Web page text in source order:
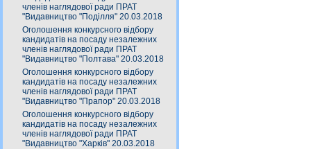
членів наглядової ради ПРАТ
"Видавництво "Поділля" 20.03.2018
Оголошення конкурсного відбору
кандидатів на посаду незалежних
членів наглядової ради ПРАТ
"Видавництво "Полтава" 20.03.2018
Оголошення конкурсного відбору
кандидатів на посаду незалежних
членів наглядової ради ПРАТ
"Видавництво "Прапор" 20.03.2018
Оголошення конкурсного відбору
кандидатів на посаду незалежних
членів наглядової ради ПРАТ
"Видавництво "Харків" 20.03.2018